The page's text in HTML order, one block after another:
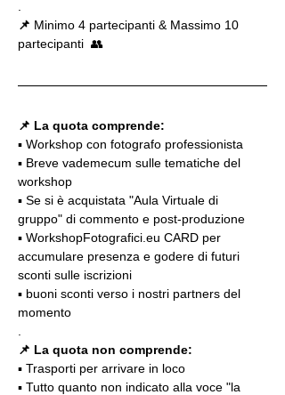
📌 Minimo 4 partecipanti & Massimo 10
partecipanti  👥
📌 La quota comprende:
▪️ Workshop con fotografo professionista
▪️ Breve vademecum sulle tematiche del
workshop
▪️ Se si è acquistata "Aula Virtuale di
gruppo" di commento e post-produzione
▪️ WorkshopFotografici.eu CARD per
accumulare presenza e godere di futuri
sconti sulle iscrizioni
▪️ buoni sconti verso i nostri partners del
momento
📌 La quota non comprende:
▪️ Trasporti per arrivare in loco
▪️ Tutto quanto non indicato alla voce "la